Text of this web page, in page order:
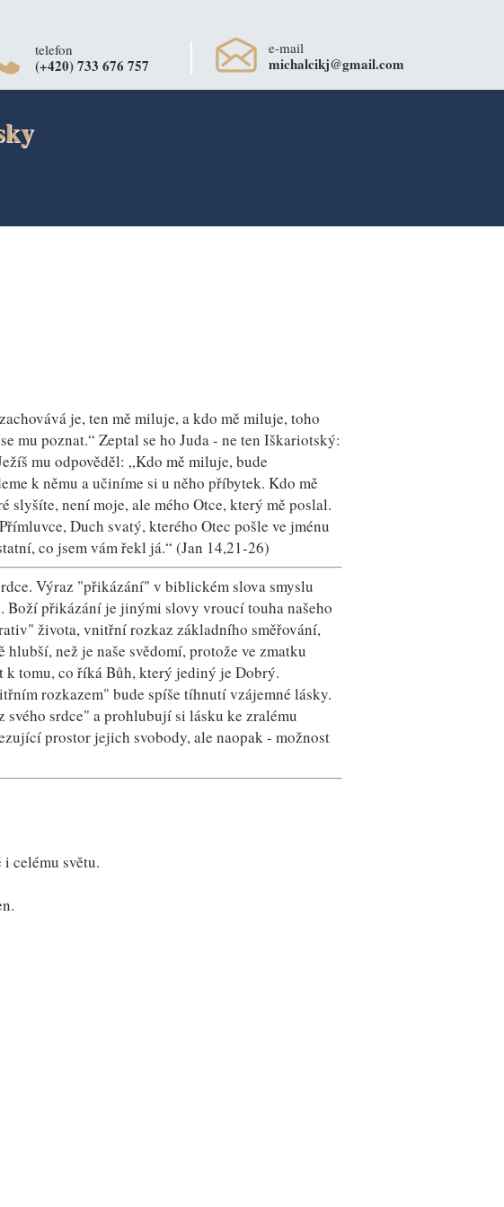
telefon
(+420) 733 676 757
e-mail
michalcikj@gmail.com
je, ten mě miluje, a kdo mě miluje, toho
mu poznat.“ Zeptal se ho Juda - ne ten Iškariotský:
mu odpověděl: „Kdo mě miluje, bude
k němu a učiníme si u něho příbytek. Kdo mě
slyšíte, není moje, ale mého Otce, který mě poslal.
Duch svatý, kterého Otec pošle ve jménu
co jsem vám řekl já.“ (Jan 14,21-26)
Výraz "přikázání" v biblickém slova smyslu
přikázání je jinými slovy vroucí touha našeho
života, vnitřní rozkaz základního směřování,
než je naše svědomí, protože ve zmatku
tomu, co říká Bůh, který jediný je Dobrý.
rozkazem" bude spíše tíhnutí vzájemné lásky.
srdce" a prohlubují si lásku ke zralému
prostor jejich svobody, ale naopak - možnost
celému světu.